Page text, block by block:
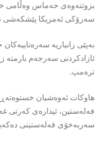
بزوتنەوەى حەماس وەڵامی
سەرۆکى ئەمریکا پێشکەشی
بەپێى زانیاریە
ئازادکردنی سەرجەم بارمتە
ترەمپ.
هاوکات ئەوەشیان
فەلەستین، ئیدارەی کەرتی
سەربەخۆی فەلەستینی